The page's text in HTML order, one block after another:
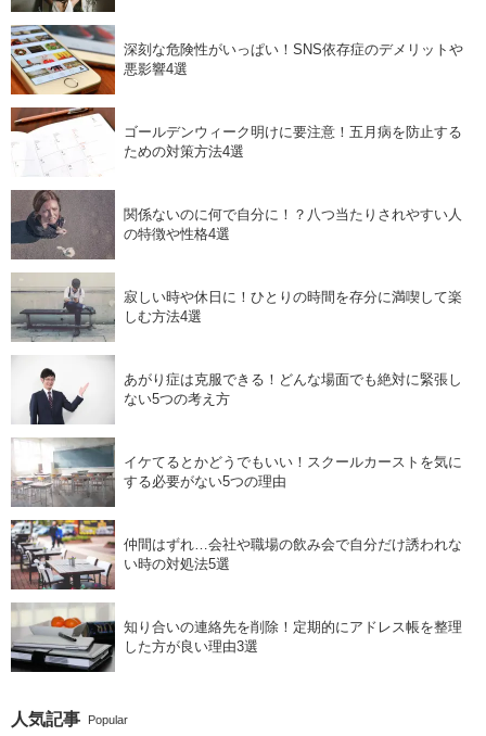
深刻な危険性がいっぱい！SNS依存症のデメリットや
悪影響4選
ゴールデンウィーク明けに要注意！五月病を防止する
ための対策方法4選
関係ないのに何で自分に！？八つ当たりされやすい人
の特徴や性格4選
寂しい時や休日に！ひとりの時間を存分に満喫して楽
しむ方法4選
あがり症は克服できる！どんな場面でも絶対に緊張し
ない5つの考え方
イケてるとかどうでもいい！スクールカーストを気に
する必要がない5つの理由
仲間はずれ…会社や職場の飲み会で自分だけ誘われな
い時の対処法5選
知り合いの連絡先を削除！定期的にアドレス帳を整理
した方が良い理由3選
人気記事 Popular